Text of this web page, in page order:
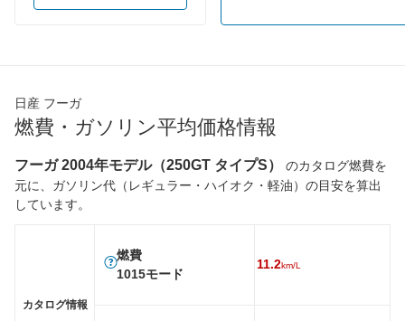
日産 フーガ
燃費・ガソリン平均価格情報
フーガ 2004年モデル（250GT タイプS）
のカタログ燃費を
元に、ガソリン代（レギュラー・ハイオク・軽油）の目安を算出
しています。
カタログ情報
燃費
1015モード
11.2km/L